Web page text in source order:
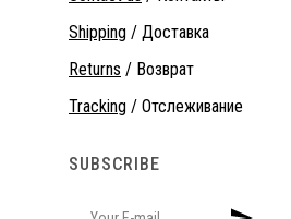
Shipping / Доставка
Returns / Возврат
Tracking / Отслеживание
SUBSCRIBE